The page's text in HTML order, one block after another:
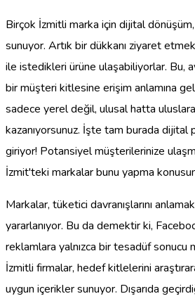
Birçok İzmitli marka için dijital
sunuyor. Artık bir dükkanı ziyaret
ile istedikleri ürüne ulaşabiliyorlar. Bu,
bir müşteri kitlesine erişim anlamına
sadece yerel değil, ulusal hatta
kazanıyorsunuz. İşte tam burada dijital
giriyor! Potansiyel müşterilerinize
İzmit'teki markalar bunu yapma
Markalar, tüketici davranışlarını
yararlanıyor. Bu da demektir ki,
reklamlara yalnızca bir tesadüf sonucu
İzmitli firmalar, hedef kitlelerini
uygun içerikler sunuyor. Dışarıda